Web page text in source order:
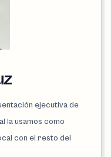
ejecutiva de
la usamos como
con el resto del